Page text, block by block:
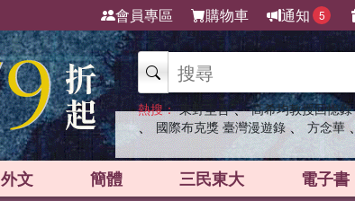
會員專區 購物車 通知 5
熱搜： 東野圭吾 、 高希均教授回憶錄
、 國際布克獎 臺灣漫遊錄 、 方念華 、
外文 簡體 三民東大 電子書